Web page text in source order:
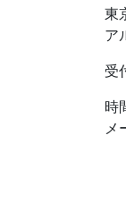
東
ア
受
時
メ